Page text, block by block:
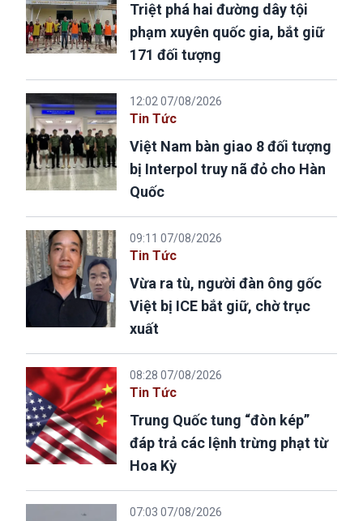
Triệt phá hai đường dây tội
phạm xuyên quốc gia, bắt giữ
171 đối tượng
12:02 07/08/2026
Tin Tức
Việt Nam bàn giao 8 đối tượng
bị Interpol truy nã đỏ cho Hàn
Quốc
09:11 07/08/2026
Tin Tức
Vừa ra tù, người đàn ông gốc
Việt bị ICE bắt giữ, chờ trục
xuất
08:28 07/08/2026
Tin Tức
Trung Quốc tung “đòn kép”
đáp trả các lệnh trừng phạt từ
Hoa Kỳ
07:03 07/08/2026